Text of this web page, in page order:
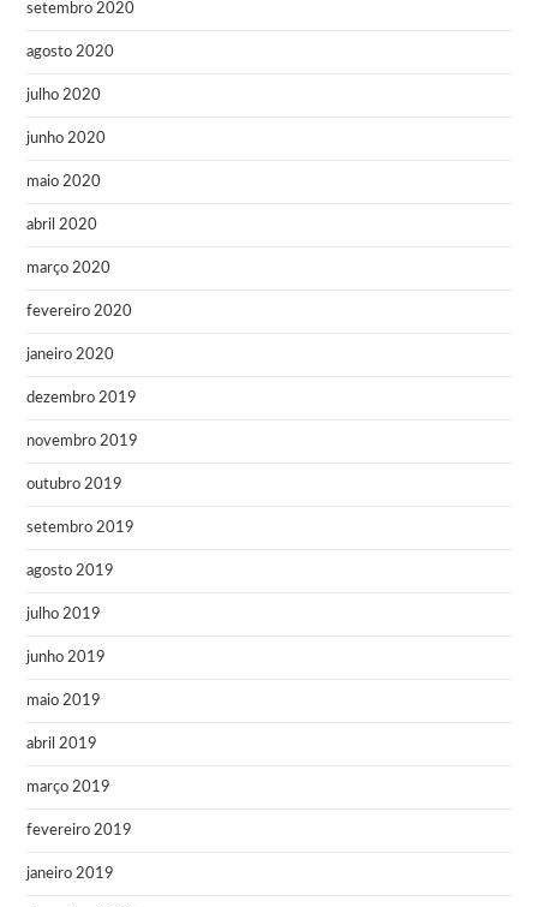
setembro 2020
agosto 2020
julho 2020
junho 2020
maio 2020
abril 2020
março 2020
fevereiro 2020
janeiro 2020
dezembro 2019
novembro 2019
outubro 2019
setembro 2019
agosto 2019
julho 2019
junho 2019
maio 2019
abril 2019
março 2019
fevereiro 2019
janeiro 2019